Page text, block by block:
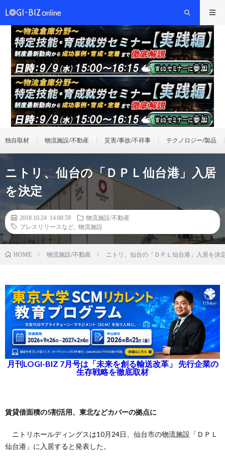
独自取材 物流施設/不動産 災害/事故/不祥事 テクノロジー/製品
ニトリ、仙台の「ＤＰＬ仙台港」入居
を決定
2018.10.24 14:08:59
物流施設/不動産
プレスリリースなど
物流施設
HOME 物流施設/不動産 ニトリ、仙台の「ＤＰＬ仙台港」入居を決
月刊LOGI-BIZ 7月号は「未来を創る輸送改革」 先行企業の
生存戦略を徹底取材
賃貸借面積の5割活用、東北などカバーの拠点に
ニトリホールディングスは10月24日、仙台市の物流施設「ＤＰＬ
仙台港」に入居すると発表した。